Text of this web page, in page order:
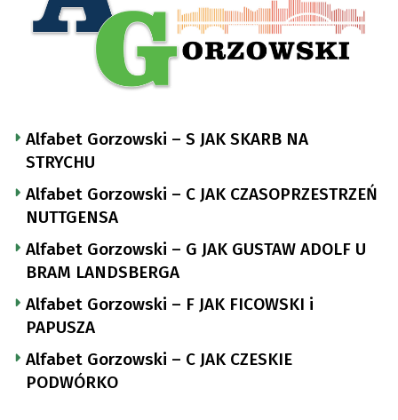
Alfabet Gorzowski – S JAK SKARB NA
STRYCHU
Alfabet Gorzowski – C JAK CZASOPRZESTRZEŃ
NUTTGENSA
Alfabet Gorzowski – G JAK GUSTAW ADOLF U
BRAM LANDSBERGA
Alfabet Gorzowski – F JAK FICOWSKI i
PAPUSZA
Alfabet Gorzowski – C JAK CZESKIE
PODWÓRKO